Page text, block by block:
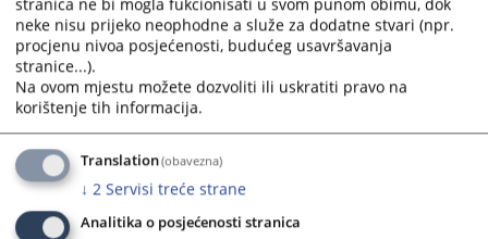
Molimo Vas da pri preuzimanju ili prenošenju informacija koje objavljuje
Kantonalno tužilaštvo Tuzlanskog kantona o predmetima
osumnjičene ili optužene za krivična djela imate u vidu
definisano da se svako smatra nevinim za krivično djelo dok se pravosnažnom
neke nisu prijeko neophodne a služe za dodatne stvari (npr.
procjenu nivoa posjećenosti, budućeg usavršavanja
stranice...).
Na ovom mjestu možete dozvoliti ili uskratiti pravo na
korištenje tih informacija.
Translation(obavezna)
↓ 2 Servisi treće strane
Analitika o posjećenosti stranica